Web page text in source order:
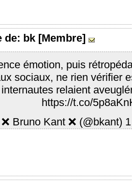
de: bk [Membre]
émotion, puis
sociaux, ne rien vérifier
internautes relaient
https://t.co/
Bruno Kant ❌ (@bkant)